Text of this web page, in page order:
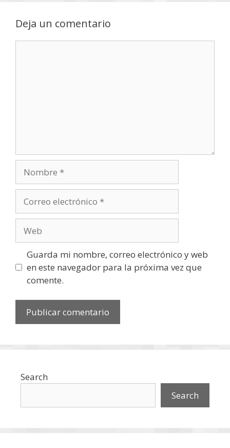
Deja un comentario
electrónico
Guarda mi nombre, correo electrónico y web
en este navegador para la próxima vez que
comente.
Search
Search